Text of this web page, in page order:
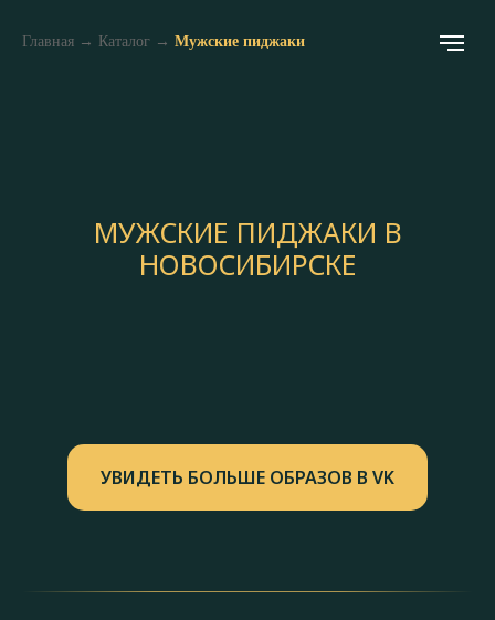
Главная → Каталог → Мужские пиджаки
МУЖСКИЕ ПИДЖАКИ В
НОВОСИБИРСКЕ
УВИДЕТЬ БОЛЬШЕ ОБРАЗОВ В VK